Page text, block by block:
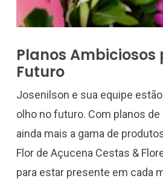
Planos Ambiciosos
Futuro
Josenilson e sua equipe
olho no futuro. Com planos de
ainda mais a gama de
Flor de Açucena Cestas &
para estar presente em cada